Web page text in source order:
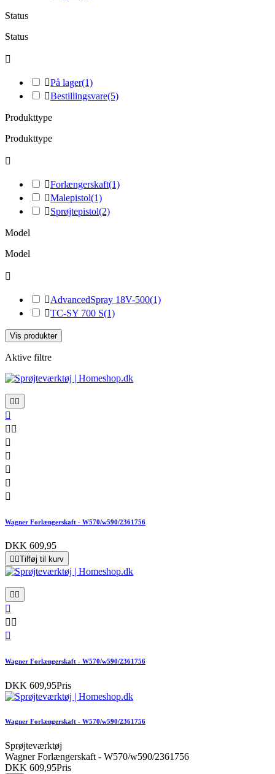
Status
Status

På lager(1)
Bestillingsvare(5)
Produkttype
Produkttype

Forlængerskaft(1)
Malepistol(1)
Sprøjtepistol(2)
Model
Model

AdvancedSpray 18V-500(1)
TC-SY 700 S(1)
Vis produkter
Aktive filtre


 





Wagner Forlængerskaft - W570/w590/2361756
DKK 609,95
 Tilføj til kurv
 

 

Wagner Forlængerskaft - W570/w590/2361756
DKK 609,95Pris
Wagner Forlængerskaft - W570/w590/2361756
Sprøjteværktøj
Wagner Forlængerskaft - W570/w590/2361756
DKK 609,95Pris